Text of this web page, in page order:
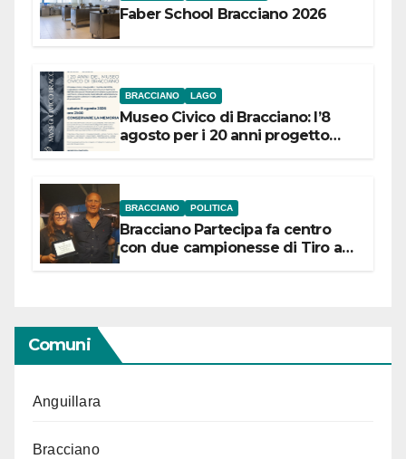
Faber School Bracciano 2026
BRACCIANO LAGO
Museo Civico di Bracciano: l’8
agosto per i 20 anni progetto
BRACCIANO POLITICA
Bracciano Partecipa fa centro
con due campionesse di Tiro a
Comuni
Anguillara
Bracciano